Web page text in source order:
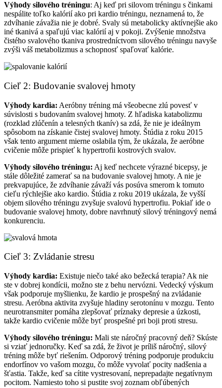
Výhody silového tréningu: Aj keď pri silovom tréningu s činkami
nespálite toľko kalórií ako pri kardio tréningu, neznamená to, že
zdvíhanie závažia nie je dobré. Svaly sú metabolicky aktívnejšie ako
iné tkanivá a spaľujú viac kalórií aj v pokoji. Zvýšenie množstva
čistého svalového tkaniva prostredníctvom silového tréningu navyše
zvýši váš metabolizmus a schopnosť spaľovať kalórie.
Cieľ 2: Budovanie svalovej hmoty
Výhody kardia: Aeróbny tréning má všeobecne zlú povesť v
súvislosti s budovaním svalovej hmoty. Z hľadiska katabolizmu
(rozklad zlúčenín a telesných tkanív) sa zdá, že nie je ideálnym
spôsobom na získanie čistej svalovej hmoty. Štúdia z roku 2015
však tento argument mierne oslabila tým, že ukázala, že aeróbne
cvičenie môže prispieť k hypertrofii kostrových svalov.
Výhody silového tréningu: Aj keď nechcete výrazné bicepsy, je
stále dôležité zamerať sa na budovanie svalovej hmoty. A nie je
prekvapujúce, že zdvíhanie závaží vás posúva smerom k tomuto
cieľu rýchlejšie ako kardio. Štúdia z roku 2019 ukázala, že vyšší
objem silového tréningu zvyšuje svalovú hypertrofiu. Pokiaľ ide o
budovanie svalovej hmoty, dobre navrhnutý silový tréningový nemá
konkurenciu.
Cieľ 3: Zvládanie stresu
Výhody kardia: Existuje niečo také ako bežecká terapia? Ak nie
ste v dobrej kondícii, možno ste z behu nervózni. Vedecký výskum
však podporuje myšlienku, že kardio je prospešný na zvládanie
stresu. Aeróbna aktivita zvyšuje hladiny serotonínu v mozgu. Tento
neurotransmiter pomáha zlepšovať príznaky depresie a úzkosti,
takže kardio cvičenie môže byť prospešné pri boji proti stresu.
Výhody silového tréningu: Mali ste náročný pracovný deň? Skúste
si vziať jednoručky. Keď sa zdá, že život je príliš náročný, silový
tréning môže byť riešením. Odporový tréning podporuje produkciu
endorfínov vo vašom mozgu, čo môže vyvolať pocity nadšenia a
šťastia. Takže, keď sa cítite vystresovaní, neprepadajte negatívnym
pocitom. Namiesto toho si pustite svoj zoznam obľúbených